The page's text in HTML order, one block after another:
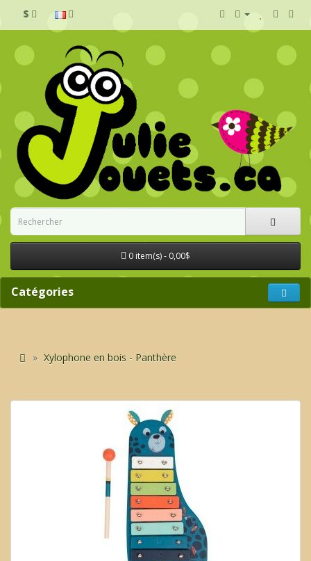
$
0 item(s) - 0,00$
Catégories
Xylophone en bois - Panthère